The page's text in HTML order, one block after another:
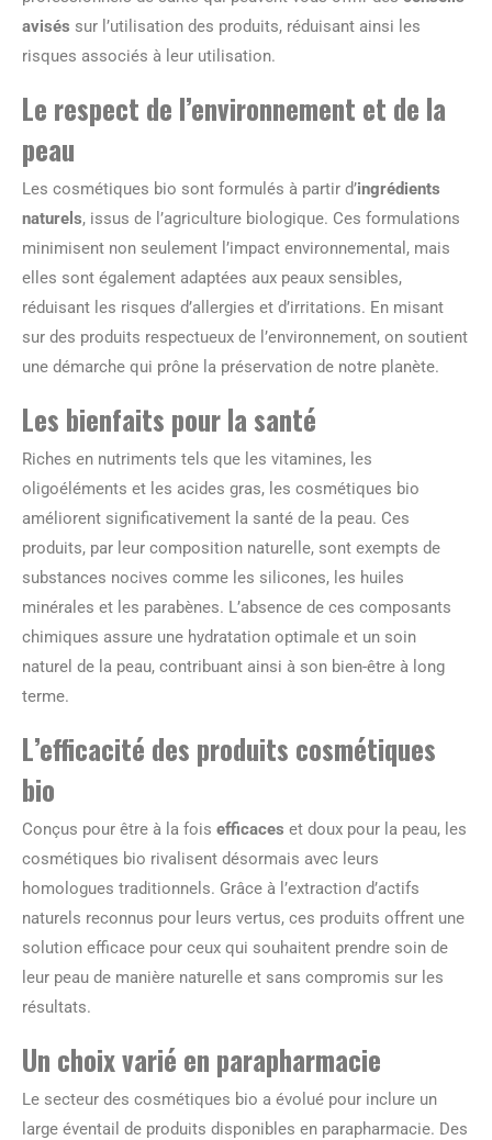
avisés sur l’utilisation des produits, réduisant ainsi les
risques associés à leur utilisation.
Le respect de l’environnement et de la
peau
Les cosmétiques bio sont formulés à partir d’ingrédients
naturels, issus de l’agriculture biologique. Ces formulations
minimisent non seulement l’impact environnemental, mais
elles sont également adaptées aux peaux sensibles,
réduisant les risques d’allergies et d’irritations. En misant
sur des produits respectueux de l’environnement, on soutient
une démarche qui prône la préservation de notre planète.
Les bienfaits pour la santé
Riches en nutriments tels que les vitamines, les
oligoéléments et les acides gras, les cosmétiques bio
améliorent significativement la santé de la peau. Ces
produits, par leur composition naturelle, sont exempts de
substances nocives comme les silicones, les huiles
minérales et les parabènes. L’absence de ces composants
chimiques assure une hydratation optimale et un soin
naturel de la peau, contribuant ainsi à son bien-être à long
terme.
L’efficacité des produits cosmétiques
bio
Conçus pour être à la fois efficaces et doux pour la peau, les
cosmétiques bio rivalisent désormais avec leurs
homologues traditionnels. Grâce à l’extraction d’actifs
naturels reconnus pour leurs vertus, ces produits offrent une
solution efficace pour ceux qui souhaitent prendre soin de
leur peau de manière naturelle et sans compromis sur les
résultats.
Un choix varié en parapharmacie
Le secteur des cosmétiques bio a évolué pour inclure un
large éventail de produits disponibles en parapharmacie. Des